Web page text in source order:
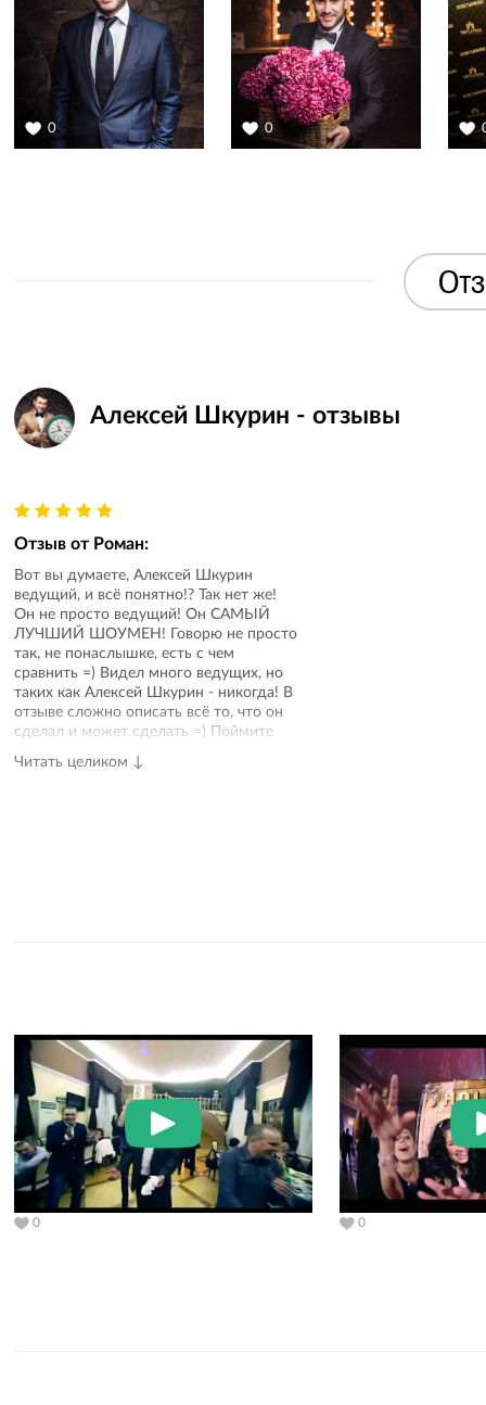
0 0
Алексей Шкурин - отзывы
Отзыв от Роман:
Вот вы думаете, Алексей Шкурин
ведущий, и всё понятно!? Так нет же!
Он не просто ведущий! Он САМЫЙ
ЛУЧШИЙ ШОУМЕН! Говорю не просто
так, не понаслышке, есть с чем
сравнить =) Видел много ведущих, но
таких как Алексей Шкурин - никогда! В
отзыве сложно описать всё то, что он
сделал и может сделать =) Поймите
просто выражение моих эмоций! Ну а
Читать целиком ↓
0 0